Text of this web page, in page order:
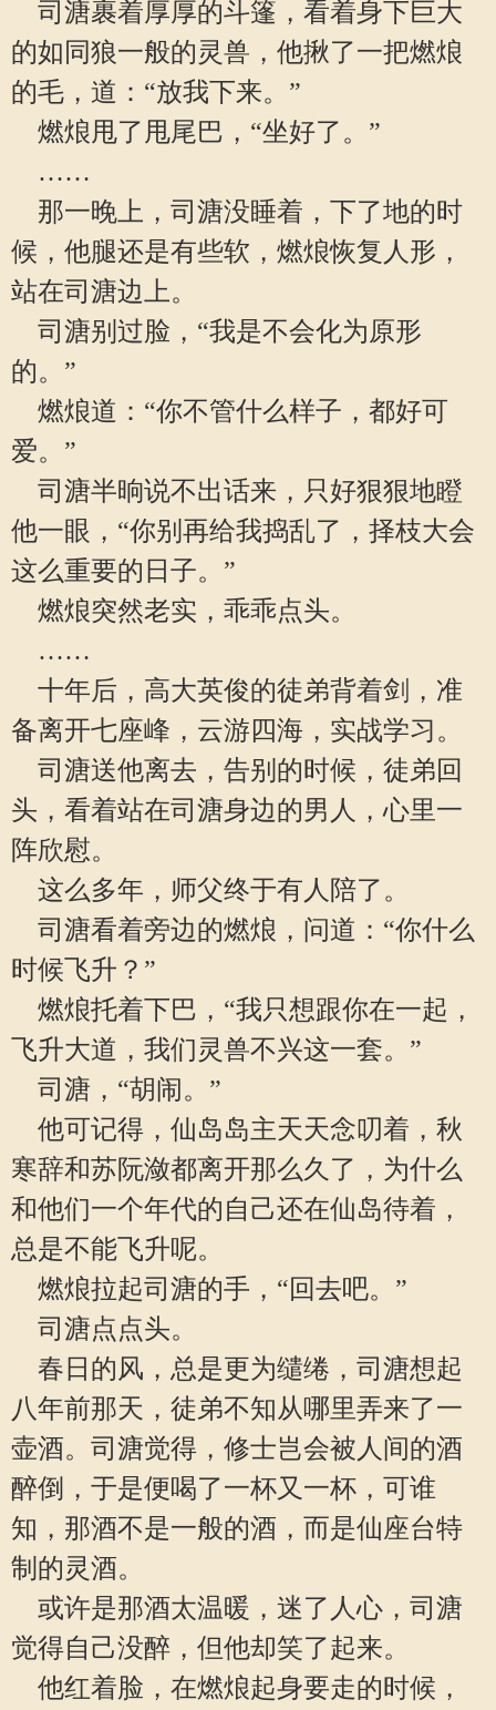
司溏裹着厚厚的斗篷，看着身下巨大
的如同狼一般的灵兽，他揪了一把燃烺
的毛，道：“放我下来。”
燃烺甩了甩尾巴，“坐好了。”
……
那一晚上，司溏没睡着，下了地的时
候，他腿还是有些软，燃烺恢复人形，
站在司溏边上。
司溏别过脸，“我是不会化为原形
的。”
燃烺道：“你不管什么样子，都好可
爱。”
司溏半晌说不出话来，只好狠狠地瞪
他一眼，“你别再给我捣乱了，择枝大会
这么重要的日子。”
燃烺突然老实，乖乖点头。
……
十年后，高大英俊的徒弟背着剑，准
备离开七座峰，云游四海，实战学习。
司溏送他离去，告别的时候，徒弟回
头，看着站在司溏身边的男人，心里一
阵欣慰。
这么多年，师父终于有人陪了。
司溏看着旁边的燃烺，问道：“你什么
时候飞升？”
燃烺托着下巴，“我只想跟你在一起，
飞升大道，我们灵兽不兴这一套。”
司溏，“胡闹。”
他可记得，仙岛岛主天天念叨着，秋
寒辞和苏阮潋都离开那么久了，为什么
和他们一个年代的自己还在仙岛待着，
总是不能飞升呢。
燃烺拉起司溏的手，“回去吧。”
司溏点点头。
春日的风，总是更为缱绻，司溏想起
八年前那天，徒弟不知从哪里弄来了一
壶酒。司溏觉得，修士岂会被人间的酒
醉倒，于是便喝了一杯又一杯，可谁
知，那酒不是一般的酒，而是仙座台特
制的灵酒。
或许是那酒太温暖，迷了人心，司溏
觉得自己没醉，但他却笑了起来。
他红着脸，在燃烺起身要走的时候，